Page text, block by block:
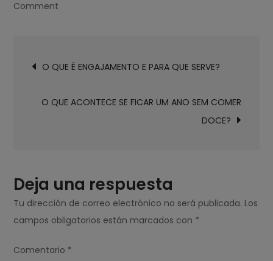
Comment
BOM
PROS
Navegación
de
entradas
O QUE É ENGAJAMENTO E PARA QUE SERVE?
O QUE ACONTECE SE FICAR UM ANO SEM COMER
DOCE?
Deja una respuesta
Tu dirección de correo electrónico no será publicada. Los
campos obligatorios están marcados con *
Comentario *